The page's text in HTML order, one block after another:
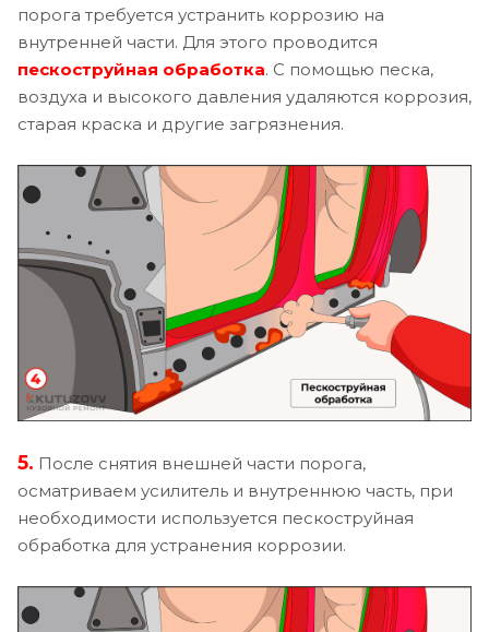
порога требуется устранить коррозию на
внутренней части. Для этого проводится
пескоструйная обработка. С помощью песка,
воздуха и высокого давления удаляются коррозия,
старая краска и другие загрязнения.
5. После снятия внешней части порога,
осматриваем усилитель и внутреннюю часть, при
необходимости используется пескоструйная
обработка для устранения коррозии.